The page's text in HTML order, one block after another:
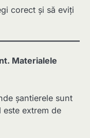
corect și să eviți
Materialele
șantierele sunt
extrem de